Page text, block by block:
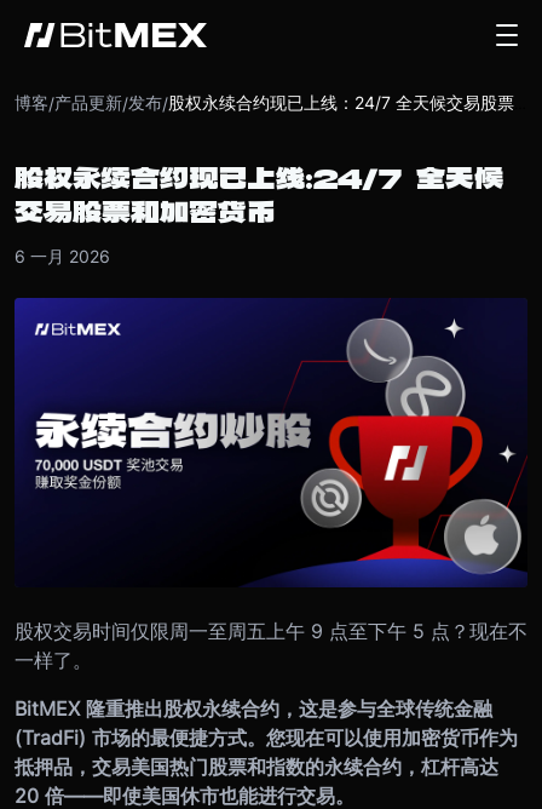
博客/产品更新/发布/
股权永续合约现已上线：24/7 全天候
交易股票和加密货币
6 一月 2026
股权交易时间仅限周一至周五上午 9 点至下午 5 点？现在不
一样了。
BitMEX 隆重推出股权永续合约，这是参与全球传统金融
(TradFi) 市场的最便捷方式。您现在可以使用加密货币作为
抵押品，交易美国热门股票和指数的永续合约，杠杆高达
20 倍——即使美国休市也能进行交易。